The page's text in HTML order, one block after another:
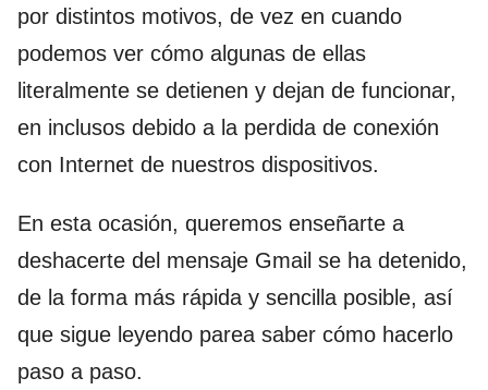
por distintos motivos, de vez en cuando
podemos ver cómo algunas de ellas
literalmente se detienen y dejan de funcionar,
en inclusos debido a la perdida de conexión
con Internet de nuestros dispositivos.
En esta ocasión, queremos enseñarte a
deshacerte del mensaje Gmail se ha detenido,
de la forma más rápida y sencilla posible, así
que sigue leyendo parea saber cómo hacerlo
paso a paso.